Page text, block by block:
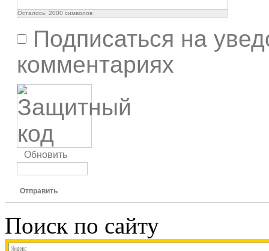
Осталось: 2000 символов
Подписаться на
комментариях
Обновить
Отправить
Поиск по сайту